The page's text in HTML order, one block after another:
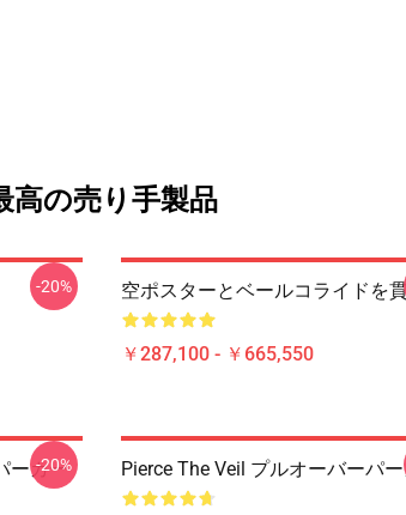
高の売り手製品
-20% 空ポスターとベールコライドを
￥287,100 - ￥665,550
ーカー
-20% Pierce The Veil プルオーバーパ